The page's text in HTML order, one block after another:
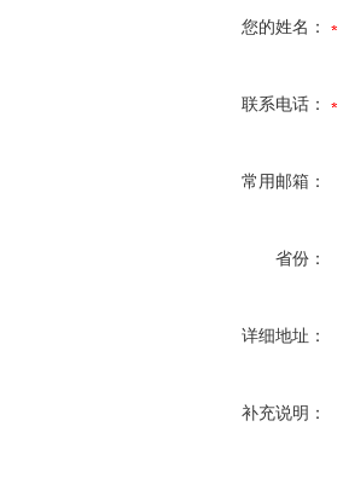
您的姓名：
联系电话：
常用邮箱：
省份：
详细地址：
补充说明：